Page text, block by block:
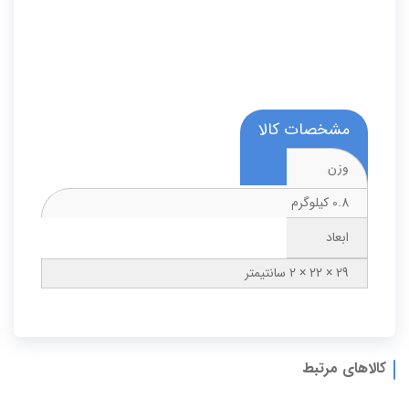
مشخصات کالا
وزن
0.8 کیلوگرم
ابعاد
29 × 22 × 2 سانتیمتر
کالاهای مرتبط